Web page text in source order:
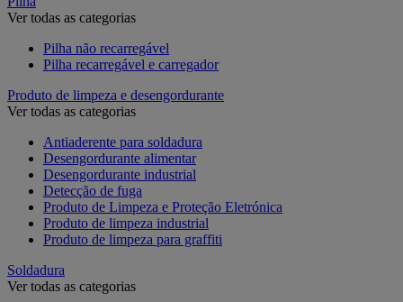
Ver todas as categorias
Pilha não recarregável
Pilha recarregável e carregador
Produto de limpeza e desengordurante
Ver todas as categorias
Antiaderente para soldadura
Desengordurante alimentar
Desengordurante industrial
Detecção de fuga
Produto de Limpeza e Proteção Eletrónica
Produto de limpeza industrial
Produto de limpeza para graffiti
Soldadura
Ver todas as categorias